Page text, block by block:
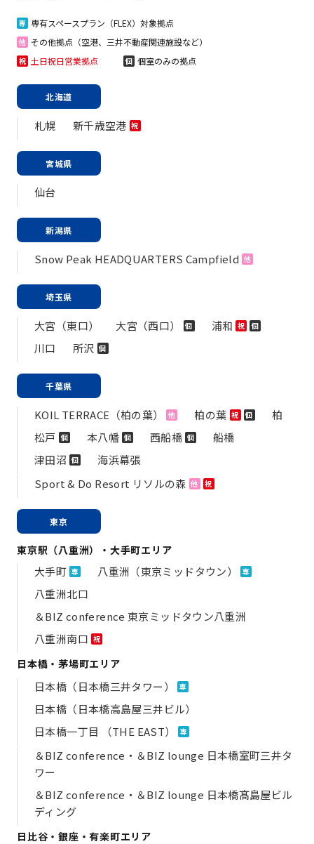
専 専有スペースプラン（FLEX）対象拠点
他 その他拠点（空港、三井不動産関連施設など）
祝 土日祝日営業拠点 個 個室のみの拠点
北海道
札幌 新千歳空港 祝
宮城県
仙台
新潟県
Snow Peak HEADQUARTERS Campfield 他
埼玉県
大宮（東口） 大宮（西口） 個 浦和 祝 個
川口 所沢 個
千葉県
KOIL TERRACE（柏の葉） 他 柏の葉 祝 個
柏
松戸 個 本八幡 個 西船橋 個
船橋
津田沼 個
海浜幕張
Sport & Do Resort リソルの森 他 祝
東京
東京駅（八重洲）・大手町エリア
大手町 専 八重洲（東京ミッドタウン） 専
八重洲北口
＆BIZ conference 東京ミッドタウン八重洲
八重洲南口 祝
日本橋・茅場町エリア
日本橋（日本橋三井タワー） 専
日本橋（日本橋高島屋三井ビル）
日本橋一丁目 （THE EAST）
専
＆BIZ conference・＆BIZ lounge 日本橋室町三井タ
ワー
＆BIZ conference・＆BIZ lounge 日本橋髙島屋ビル
ディング
日比谷・銀座・有楽町エリア